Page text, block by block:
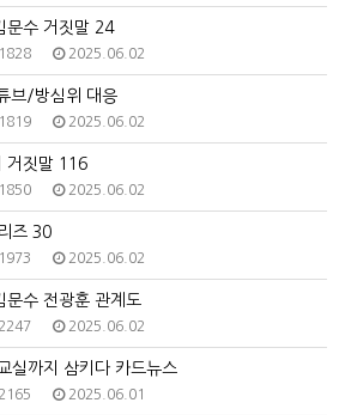
문수 거짓말 24
1828 2025.06.02
브/방심위 대응
1819 2025.06.02
거짓말 116
1850 2025.06.02
즈 30
1973 2025.06.02
문수 전광훈 관계도
2247 2025.06.02
실까지 삼키다 카드뉴스
2165 2025.06.01